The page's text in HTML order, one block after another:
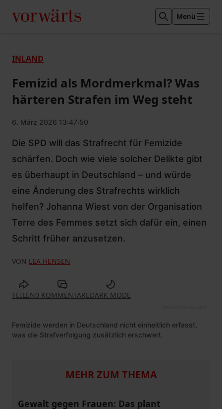
Menü
INLAND
Femizid als Mordmerkmal? Was
härteren Strafen im Weg steht
6. März 2026 13:47:50
Die SPD will das Strafrecht für Femizide
schärfen. Doch wie viele solcher Delikte gibt
es überhaupt in Deutschland – und würde
eine Änderung des Strafrechts wirklich
helfen? Johanna Wiest von der Organisation
Terre des Femmes setzt sich dafür ein, einen
Schritt früher anzusetzen.
VON LEA HENSEN
TEILEN0 KOMMENTAREDARK MODE
Femizide werden in Deutschland nicht einheitlich erfasst,
was die Strafverfolgung zusätzlich erschwert.
MEHR ZUM THEMA
Gewalt gegen Frauen: Das plant